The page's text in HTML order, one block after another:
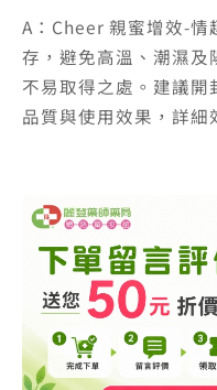
A：Cheer 親蜜增效-情
存，避免高溫、潮濕及
不易取得之處。建議
品質與使用效果，詳細